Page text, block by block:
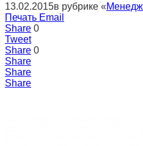
13.02.2015в рубрике «
Печать Email
Share 0
Tweet
Share 0
Share
Share
Share